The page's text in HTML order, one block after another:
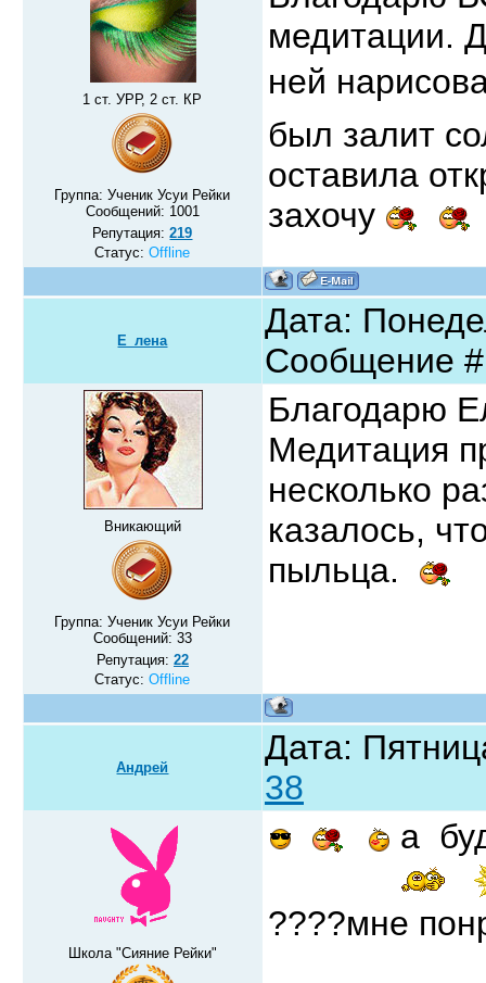
1 ст. УРР, 2 ст. КР
Группа: Ученик Усуи Рейки
Сообщений: 1001
Репутация:219
Статус:Offline
медитации.
ней
был залит
оставила
захочу
Е_лена
Дата:
Сообщение
Вникающий
Группа: Ученик Усуи Рейки
Сообщений: 33
Репутация: 22
Статус:Offline
Благодарю
Медитация
несколько
казалось,
пыльца.
Андрей
Дата:
38
Школа "Сияние Рейки"
а
????мне